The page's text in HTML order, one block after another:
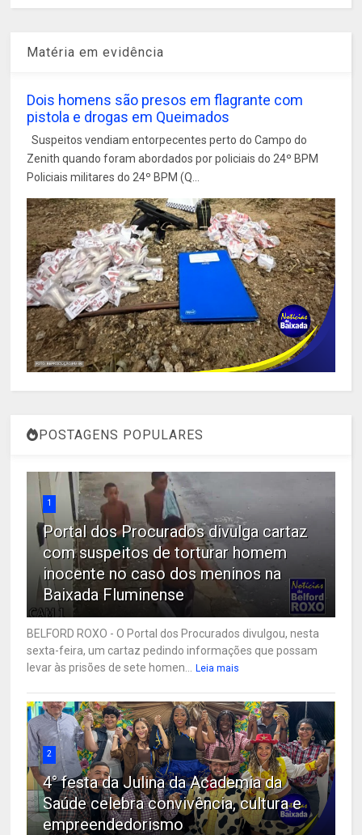
Matéria em evidência
Dois homens são presos em flagrante com
pistola e drogas em Queimados
Suspeitos vendiam entorpecentes perto do Campo do
Zenith quando foram abordados por policiais do 24º BPM
Policiais militares do 24º BPM (Q...
POSTAGENS POPULARES
1
Portal dos Procurados divulga cartaz
com suspeitos de torturar homem
inocente no caso dos meninos na
Baixada Fluminense
BELFORD ROXO - O Portal dos Procurados divulgou, nesta
sexta-feira, um cartaz pedindo informações que possam
levar às prisões de sete homen...
Leia mais
2
4° festa da Julina da Academia da
Saúde celebra convivência, cultura e
empreendedorismo